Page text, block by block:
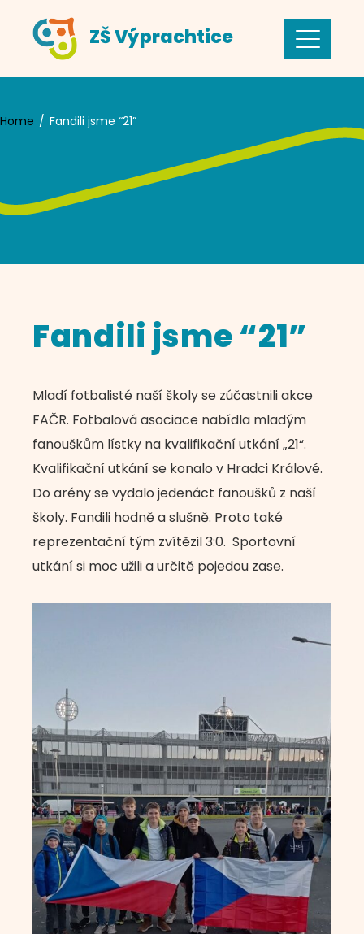
content
ZŠ Výprachtice
Home Fandili jsme “21”
Fandili jsme “21”
Mladí fotbalisté naší školy se zúčastnili akce
FAČR. Fotbalová asociace nabídla mladým
fanouškům lístky na kvalifikační utkání „21“.
Kvalifikační utkání se konalo v Hradci Králové.
Do arény se vydalo jedenáct fanoušků z naší
školy. Fandili hodně a slušně. Proto také
reprezentační tým zvítězil 3:0. Sportovní
utkání si moc užili a určitě pojedou zase.